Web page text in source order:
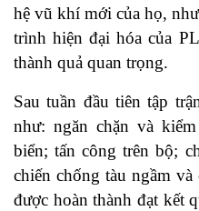
hệ vũ khí mới của họ,
trình hiện đại hóa của
thành quả quan trọng.
Sau tuần đầu tiên tập
như: ngăn chặn và
biển; tấn công trên bộ;
chiến chống tàu ngầm
được hoàn thành đạt kết